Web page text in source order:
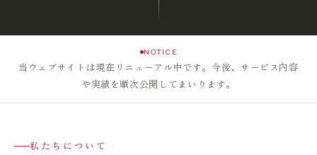
NOTICE
当ウェブサイトは現在リニューアル中です。今後、サービス内容
や実績を順次公開してまいります。
私たちについて